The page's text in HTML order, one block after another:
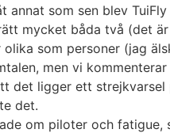
annat som sen blev
mycket båda två (det
som personer (jag
men vi
det ligger ett
det.
om piloter och